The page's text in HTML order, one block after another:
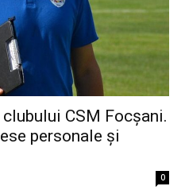
CSM Focșani.
personale și
0